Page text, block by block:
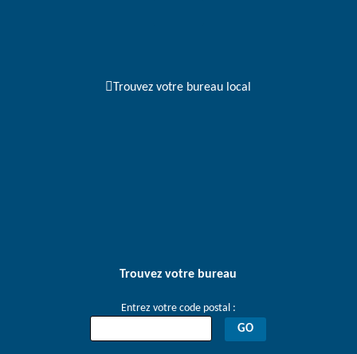
Trouvez votre bureau local
Trouvez votre bureau
Entrez votre code postal :
GO